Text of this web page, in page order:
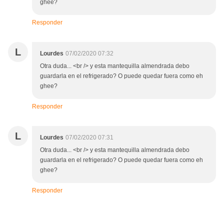
ghee?
Responder
L Lourdes 07/02/2020 07:32
Otra duda... <br /> y esta mantequilla almendrada debo
guardarla en el refrigerado? O puede quedar fuera como eh
ghee?
Responder
L Lourdes 07/02/2020 07:31
Otra duda... <br /> y esta mantequilla almendrada debo
guardarla en el refrigerado? O puede quedar fuera como eh
ghee?
Responder